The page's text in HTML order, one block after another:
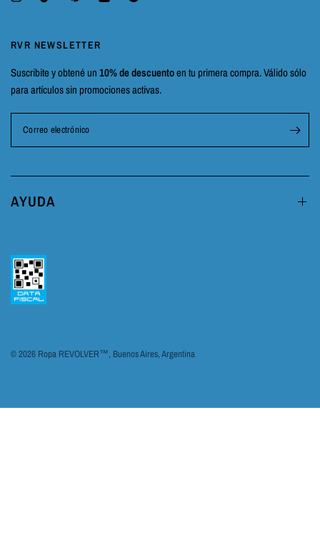
RVR NEWSLETTER
Suscribite y obtené un10% de descuentoen tu primera compra. Válido sólo
para artículos sin promociones activas.
Correo electrónico
AYUDA
© 2026 Ropa REVOLVER™, Buenos Aires, Argentina